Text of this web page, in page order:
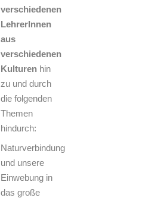
verschiedenen
LehrerInnen
aus
verschiedenen
Kulturen hin
zu und durch
die folgenden
Themen
hindurch:
Naturverbindung
und unsere
Einwebung in
das große